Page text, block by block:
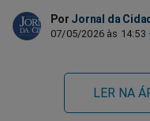
Por Jornal da
07/05/2026 às 14:53
LER NA